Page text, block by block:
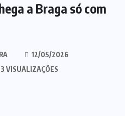
a Braga só com
12/05/2026
VISUALIZAÇÕES